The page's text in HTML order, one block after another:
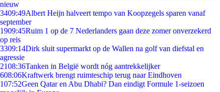
nieuw
3409:49Albert Heijn halveert tempo van Koopzegels sparen vanaf
september
1909:45Ruim 1 op de 7 Nederlanders gaan deze zomer onverzekerd
op reis
3309:14Dirk sluit supermarkt op de Wallen na golf van diefstal en
agressie
2108:36Tanken in België wordt nóg aantrekkelijker
608:06Kraftwerk brengt ruimteschip terug naar Eindhoven
107:52Geen Qatar en Abu Dhabi? Dan eindigt Formule 1-seizoen